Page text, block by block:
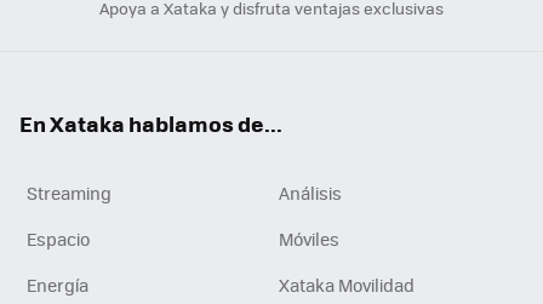
Apoya a Xataka y disfruta ventajas exclusivas
En Xataka hablamos de...
Streaming
Análisis
Espacio
Móviles
Energía
Xataka Movilidad